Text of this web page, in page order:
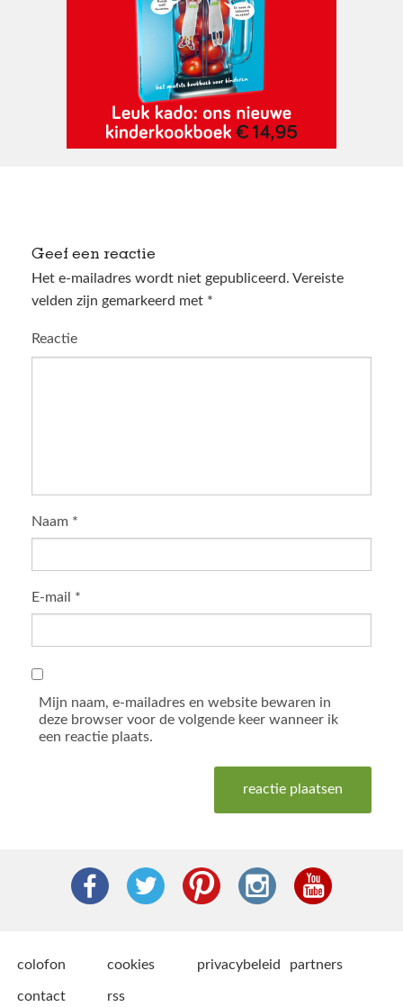
Geef een reactie
Het e-mailadres wordt niet gepubliceerd. Vereiste
velden zijn gemarkeerd met *
Reactie
Naam *
E-mail *
Mijn naam, e-mailadres en website bewaren in
deze browser voor de volgende keer wanneer ik
een reactie plaats.
colofon cookies privacybeleid partners
contact rss